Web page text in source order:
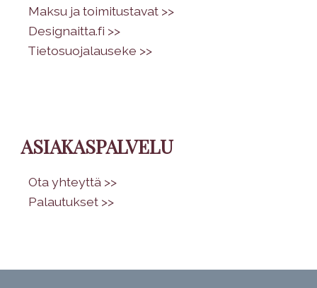
Maksu ja toimitustavat >>
Designaitta.fi >>
Tietosuojalauseke >>
ASIAKASPALVELU
Ota yhteyttä >>
Palautukset >>